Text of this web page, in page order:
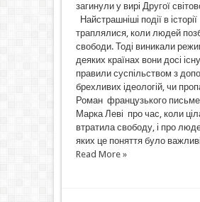
загинули у вирі Другої
Найстрашніші події в історії
траплялися, коли людей
свободи. Тоді виникали
деяких країнах вони досі
правили суспільством з
брехливих ідеологій, чи
Роман французького
Марка Леві про час, коли
втратила свободу, і про
яких це поняття було
Read More »